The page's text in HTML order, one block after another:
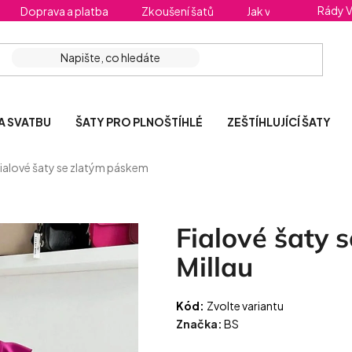
Doprava a platba Zkoušení šatů Jak vybrat Rády
SVATBU ŠATY PRO PLNOŠTÍHLÉ ZEŠTÍHLUJÍCÍ ŠATY
šaty se zlatým páskem
Fialové šaty
Millau
Kód: Zvolte variantu
Značka: BS